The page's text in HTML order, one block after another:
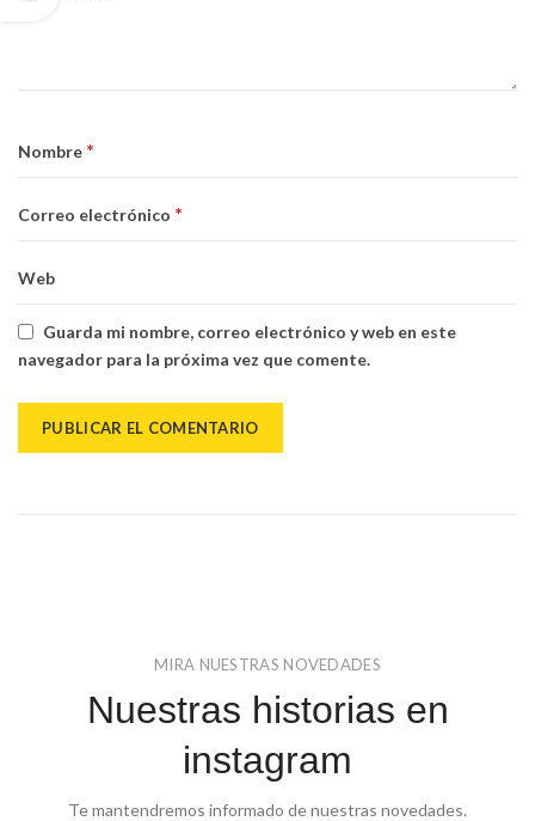
Nombre *
Correo electrónico *
Web
Guarda mi nombre, correo electrónico y web en este
navegador para la próxima vez que comente.
MIRA NUESTRAS NOVEDADES
Nuestras historias en
instagram
Te mantendremos informado de nuestras novedades.